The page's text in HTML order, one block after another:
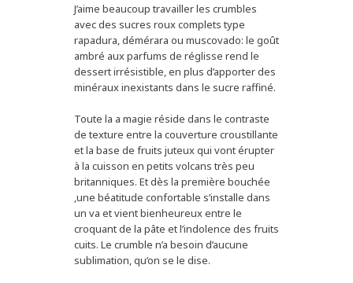
J’aime beaucoup travailler les crumbles
avec des sucres roux complets type
rapadura, démérara ou muscovado: le goût
ambré aux parfums de réglisse rend le
dessert irrésistible, en plus d’apporter des
minéraux inexistants dans le sucre raffiné.
Toute la a magie réside dans le contraste
de texture entre la couverture croustillante
et la base de fruits juteux qui vont érupter
à la cuisson en petits volcans très peu
britanniques. Et dès la première bouchée
,une béatitude confortable s’installe dans
un va et vient bienheureux entre le
croquant de la pâte et l’indolence des fruits
cuits. Le crumble n’a besoin d’aucune
sublimation, qu’on se le dise.